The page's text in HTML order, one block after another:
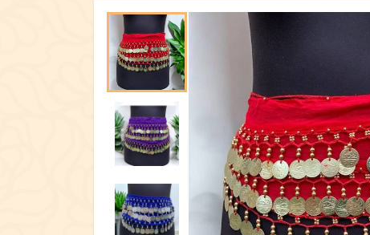
ЕКСКЛЮЗИВ